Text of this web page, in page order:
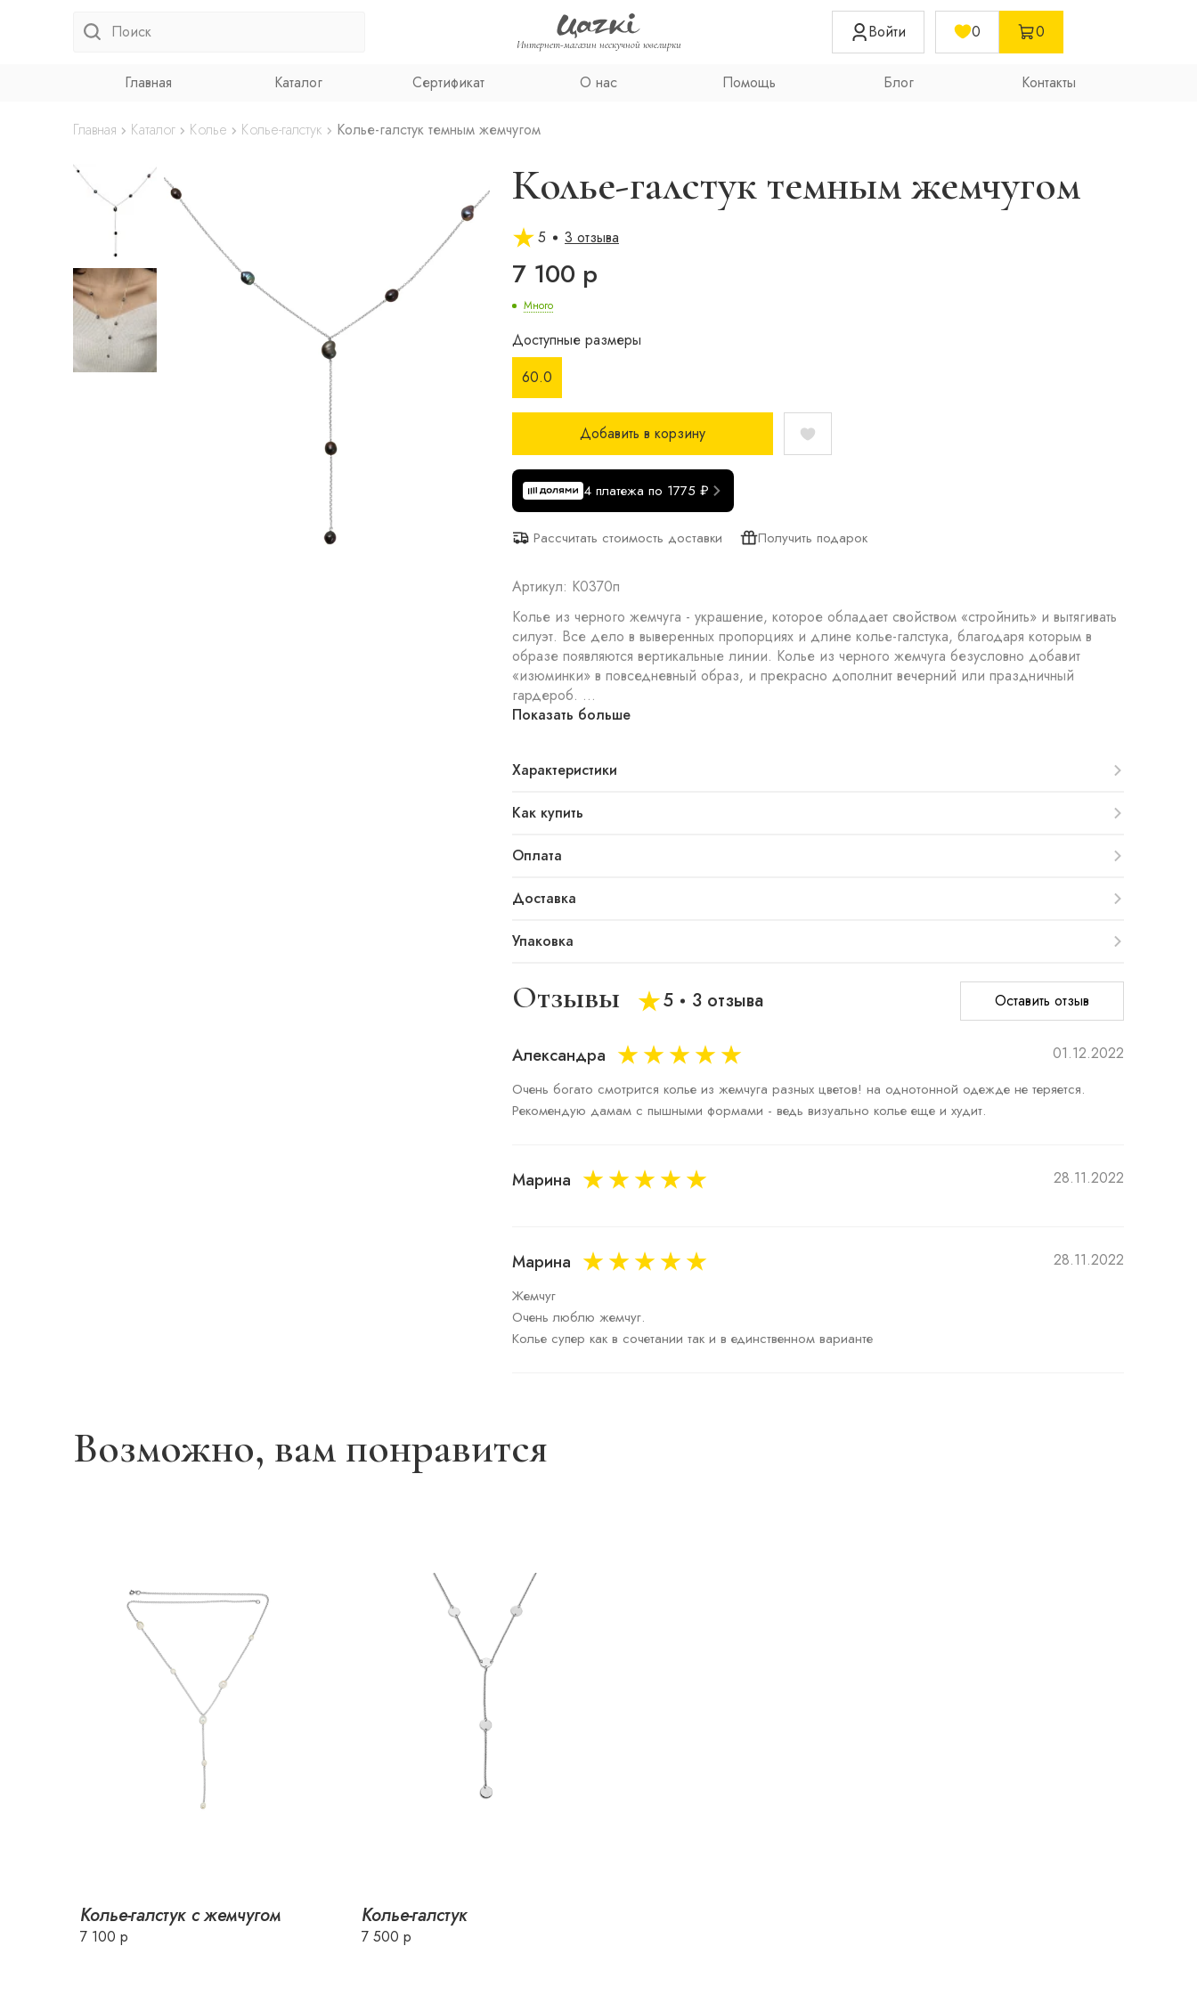
Интернет-магазин нескучной ювелирки
Войти 0 0
Главная Каталог Сертификат О нас Помощь Блог Контакты
Главная Каталог Колье Колье-галстук Колье-галстук темным жемчугом
Колье-галстук темным жемчугом
5 3 отзыва
7 100 р
Много
Доступные размеры
60.0
Добавить в корзину
4 платежа по 1775 ₽
Рассчитать стоимость доставки Получить подарок
Артикул: К0370п
Колье из черного жемчуга - украшение, которое обладает свойством «стройнить» и вытягивать
силуэт. Все дело в выверенных пропорциях и длине колье-галстука, благодаря которым в
образе появляются вертикальные линии. Колье из черного жемчуга безусловно добавит
«изюминки» в повседневный образ, и прекрасно дополнит вечерний или праздничный
гардероб. ...
Показать больше
Характеристики
Как купить
Оплата
Доставка
Упаковка
Отзывы 5 3 отзыва Оставить отзыв
Александра 01.12.2022
Очень богато смотрится колье из жемчуга разных цветов! на однотонной одежде не теряется.
Рекомендую дамам с пышными формами - ведь визуально колье еще и худит.
Марина 28.11.2022
Марина 28.11.2022
Жемчуг
Очень люблю жемчуг.
Колье супер как в сочетании так и в единственном варианте
Возможно, вам понравится
Колье-галстук с жемчугом
7 100 р
Колье-галстук
7 500 р